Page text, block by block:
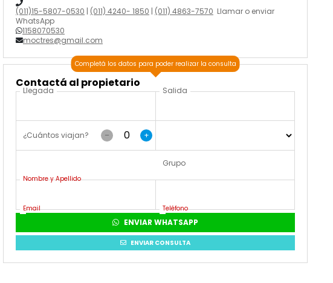
(011)15-5807-0530 | (011) 4240- 1850 | (011) 4863-7570 Llamar o enviar
WhatsApp
1158070530
moctres@gmail.com
Contactá al propietario
Completá los datos para poder realizar la consulta
Llegada Salida
– +
¿Cuántos viajan?
Grupo
Email Teléfono
Nombre y Apellido